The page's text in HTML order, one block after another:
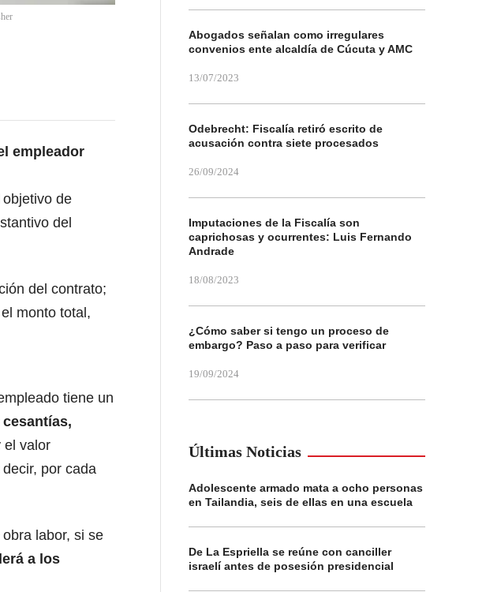
empleador
de
del
del contrato;
monto total,
tiene un
cesantías,
el valor
por cada
labor, si se
a los
Abogados señalan como irregulares
convenios ente alcaldía de Cúcuta y AMC
13/07/2023
Odebrecht: Fiscalía retiró escrito de
acusación contra siete procesados
26/09/2024
Imputaciones de la Fiscalía son
caprichosas y ocurrentes: Luis Fernando
Andrade
18/08/2023
¿Cómo saber si tengo un proceso de
embargo? Paso a paso para verificar
19/09/2024
Últimas Noticias
Adolescente armado mata a ocho personas
en Tailandia, seis de ellas en una escuela
De La Espriella se reúne con canciller
israelí antes de posesión presidencial